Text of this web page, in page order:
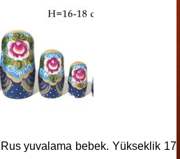
Rus yuvalama bebek. Yükseklik 17